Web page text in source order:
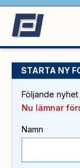
STARTA NY
Följande
Nu lämnar
Namn